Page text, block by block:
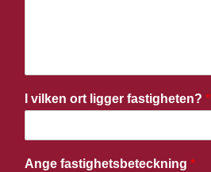
I vilken ort ligger fastigheten? *
Ange fastighetsbeteckning *